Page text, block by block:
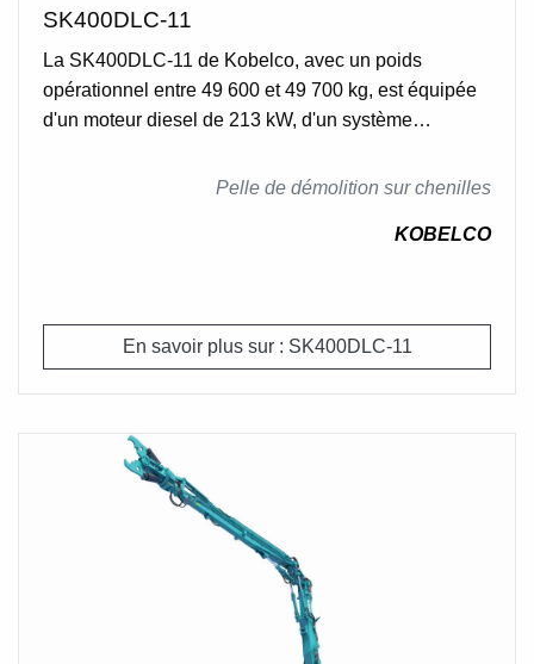
SK400DLC-11
La SK400DLC-11 de Kobelco, avec un poids
opérationnel entre 49 600 et 49 700 kg, est équipée
d'un moteur diesel de 213 kW, d'un système
a une force de traction de 315 kN.Pelle de démolition sur chenilles
KOBELCO
En savoir plus sur : SK400DLC-11